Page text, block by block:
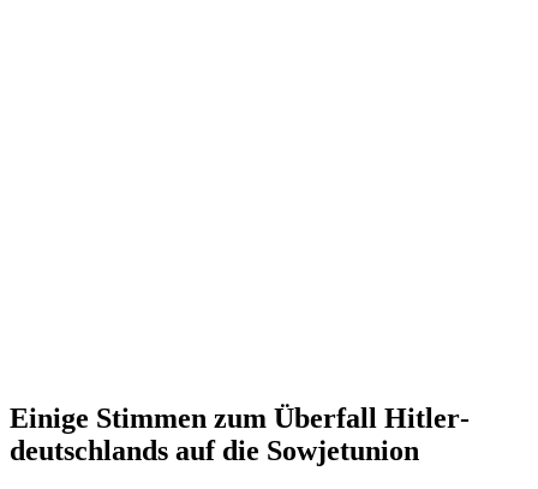
Einige Stimmen zum Über­fall Hit­ler­
deutsch­lands auf die Sowjetunion